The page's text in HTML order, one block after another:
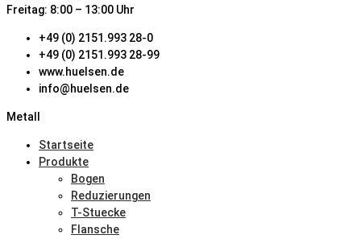
Freitag: 8:00 – 13:00 Uhr
+49 (0) 2151.993 28-0
+49 (0) 2151.993 28-99
www.huelsen.de
info@huelsen.de
Metall
Startseite
Produkte
Bogen
Reduzierungen
T-Stuecke
Flansche